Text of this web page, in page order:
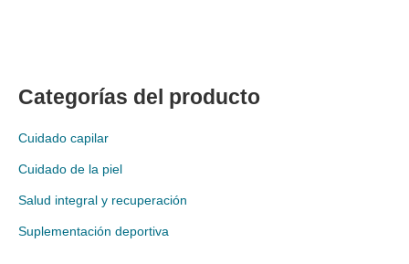
Categorías del producto
Cuidado capilar
Cuidado de la piel
Salud integral y recuperación
Suplementación deportiva